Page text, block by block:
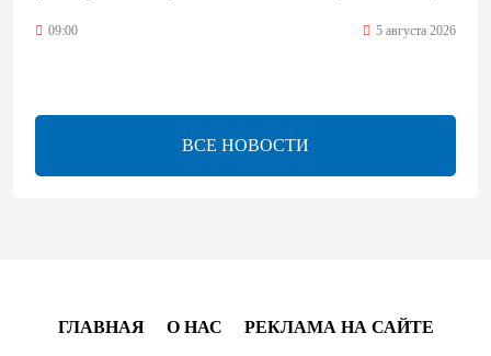
09:00 5 августа 2026
платежи превращаются в инфраструктуру роста
ВСЕ НОВОСТИ
ГЛАВНАЯ О НАС РЕКЛАМА НА САЙТЕ